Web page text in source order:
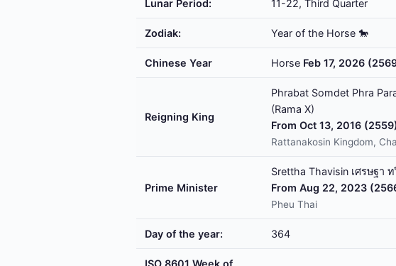
Lunar Period: 11-22, Third Quarter
Zodiak: Year of the Horse 🐎
Chinese Year Horse Feb 17, 2026
Reigning King
Phrabat Somdet Phra
(Rama X)
From Oct 13, 2016
Rattanakosin Kingdom,
Prime Minister
Srettha Thavisin เศรษฐา
From Aug 22, 2023
Pheu Thai
Day of the year: 364
ISO 8601 Week of